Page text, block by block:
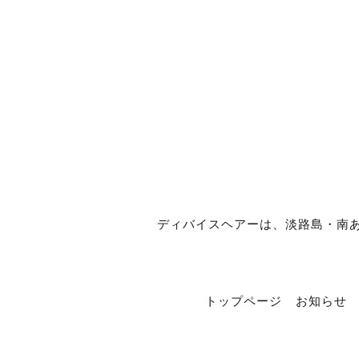
ディバイスヘアーは、淡路島・南
トップページ お知らせ